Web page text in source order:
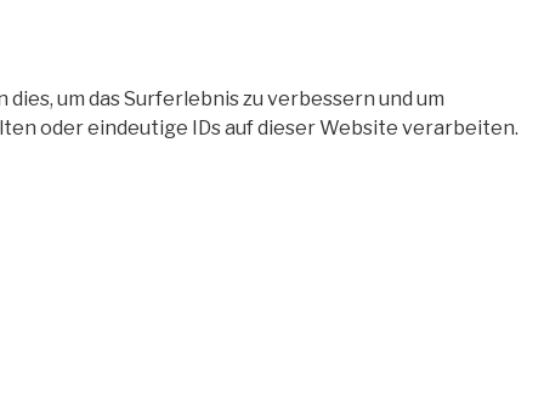
um das Surferlebnis zu verbessern und um
oder eindeutige IDs auf dieser Website verarbeiten.